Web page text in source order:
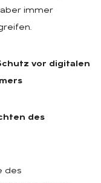
immer
vor digitalen
des
des